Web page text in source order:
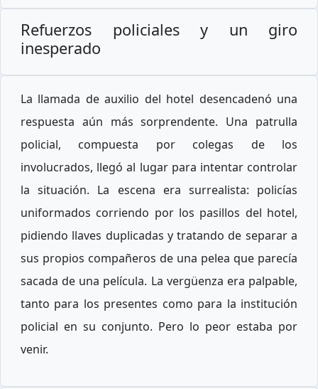
Refuerzos policiales y un giro
inesperado
La llamada de auxilio del hotel desencadenó una
respuesta aún más sorprendente. Una patrulla
policial, compuesta por colegas de los
involucrados, llegó al lugar para intentar controlar
la situación. La escena era surrealista: policías
uniformados corriendo por los pasillos del hotel,
pidiendo llaves duplicadas y tratando de separar a
sus propios compañeros de una pelea que parecía
sacada de una película. La vergüenza era palpable,
tanto para los presentes como para la institución
policial en su conjunto. Pero lo peor estaba por
venir.